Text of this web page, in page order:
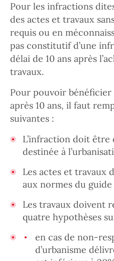
Pour les infractions
des actes et travaux
requis ou en
pas constitutif d’une
délai de 10 ans après
travaux.
Pour pouvoir
après 10 ans, il faut
suivantes :
L’infraction doit être
destinée à
Les actes et travaux
aux normes du
Les travaux doivent
quatre hypothèses
en cas de non-
d’urbanisme